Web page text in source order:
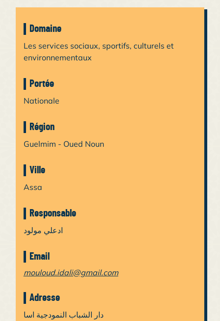
Domaine
Les services sociaux, sportifs, culturels et
environnementaux
Portée
Nationale
Région
Guelmim - Oued Noun
Ville
Assa
Responsable
ادعلي مولود
Email
mouloud.idali@gmail.com
Adresse
دار الشباب النمودجية اسا